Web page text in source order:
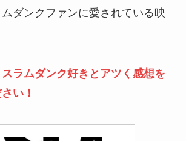
ダンクファンに愛されている映
ラムダンク好きとアツく感想を
い！